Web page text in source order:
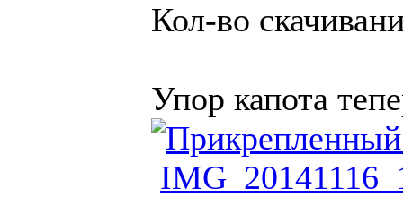
Кол-во
Упор капота